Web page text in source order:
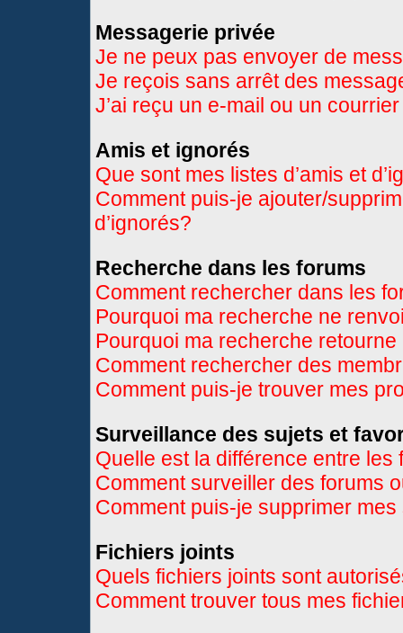
Messagerie privée
Je ne peux pas envoyer de
Je reçois sans arrêt des
J’ai reçu un e-mail ou un
Amis et ignorés
Que sont mes listes d’amis et
Comment puis-je ajouter/
d’ignorés?
Recherche dans les forums
Comment rechercher dans les
Pourquoi ma recherche ne
Pourquoi ma recherche
Comment rechercher des
Comment puis-je trouver mes
Surveillance des sujets et
Quelle est la différence entre
Comment surveiller des forums
Comment puis-je supprimer
Fichiers joints
Quels fichiers joints sont
Comment trouver tous mes